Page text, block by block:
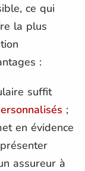
ce qui
la plus
:
suffit
;
en évidence
assureur à